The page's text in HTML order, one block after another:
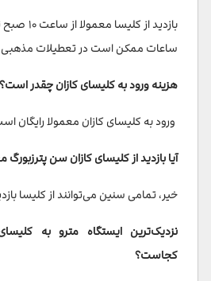
ساعات ممکن است در تعطیلات مذهبی
هزینه ورود به کلیسای کازان چقدر است؟
ورود به کلیسای کازان معمولا رایگان
آیا بازدید از کلیسای کازان سن
خیر، تمامی سنین می‌توانند از کلیسا
نزدیک‌ترین ایستگاه مترو به
کجاست؟